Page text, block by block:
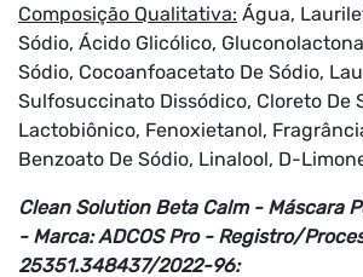
Composição Qualitativa: Água,
Sódio, Ácido Glicólico,
Sódio, Cocoanfoacetato De Sódio,
Sulfosuccinato Dissódico, Cloreto De
Lactobiônico, Fenoxietanol,
Benzoato De Sódio, Linalool, D-
Clean Solution Beta Calm - Máscara
- Marca: ADCOS Pro - Registro/
25351.348437/2022-96: